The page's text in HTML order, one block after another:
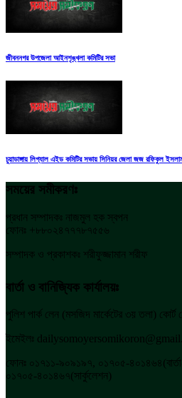
জীবননগর উপজেলা আইনশৃঙ্খলা কমিটির সভা
চুয়াডাঙ্গায় লিগ্যাল এইড কমিটির সভায় সিনিয়র জেলা জজ রফিকুল
সময়ের সমীকরণঃ
প্রধান সম্পাদকঃ নাজমুল হক স্বপন
ফোনঃ +৮৮০২৪৭৭৭৮৭৫৫৬
সম্পাদক ও প্রকাশকঃ শরীফুজ্জামান শরীফ
বার্তা ও বানিজ্যিক কার্যালয়ঃ
পুলিশ পার্ক লেন (মসজিদ মার্কেটের ৩য় তলা) কোর্ট
ইমেইলঃ
ফোনঃ ০১৭১১-৯০৯১৯৭, ০১৭০৫-
০১৭০৫-৪০১৪৬৭(সার্কুলেশন)